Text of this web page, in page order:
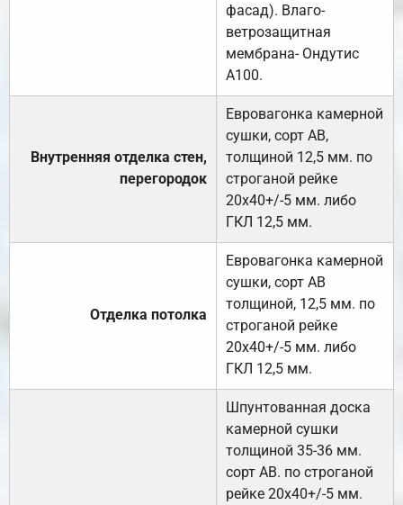
фасад). Влаго-
ветрозащитная
мембрана- Ондутис
А100.
Внутренняя отделка стен,
перегородок
Евровагонка камерной
сушки, сорт АВ,
толщиной 12,5 мм. по
строганой рейке
20х40+/-5 мм. либо
ГКЛ 12,5 мм.
Отделка потолка
Евровагонка камерной
сушки, сорт АВ
толщиной, 12,5 мм. по
строганой рейке
20х40+/-5 мм. либо
ГКЛ 12,5 мм.
Шпунтованная доска
камерной сушки
толщиной 35-36 мм.
сорт АВ. по строганой
рейке 20х40+/-5 мм.